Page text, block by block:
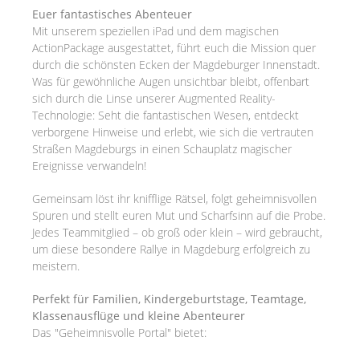
Euer fantastisches Abenteuer
Mit unserem speziellen iPad und dem magischen
ActionPackage ausgestattet, führt euch die Mission quer
durch die schönsten Ecken der Magdeburger Innenstadt.
Was für gewöhnliche Augen unsichtbar bleibt, offenbart
sich durch die Linse unserer Augmented Reality-
Technologie: Seht die fantastischen Wesen, entdeckt
verborgene Hinweise und erlebt, wie sich die vertrauten
Straßen Magdeburgs in einen Schauplatz magischer
Ereignisse verwandeln!
Gemeinsam löst ihr knifflige Rätsel, folgt geheimnisvollen
Spuren und stellt euren Mut und Scharfsinn auf die Probe.
Jedes Teammitglied – ob groß oder klein – wird gebraucht,
um diese besondere Rallye in Magdeburg erfolgreich zu
meistern.
Perfekt für Familien, Kindergeburtstage, Teamtage,
Klassenausflüge und kleine Abenteurer
Das "Geheimnisvolle Portal" bietet: